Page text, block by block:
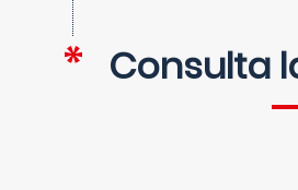
Consulta